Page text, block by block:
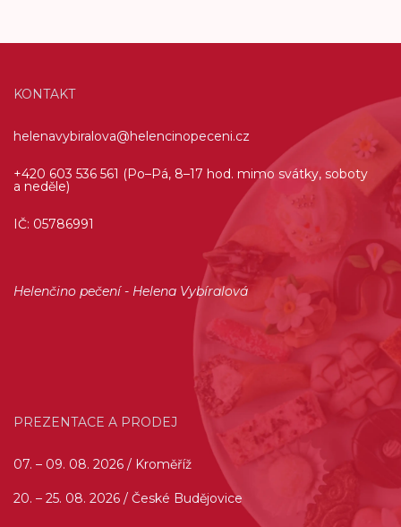
KONTAKT
helenavybiralova@helencinopeceni.cz
+420 603 536 561 (Po–Pá, 8–17 hod. mimo svátky, soboty
a neděle)
IČ: 05786991
Helenčino pečení - Helena Vybíralová
PREZENTACE A PRODEJ
07. – 09. 08. 2026 / Kroměříž
20. – 25. 08. 2026 / České Budějovice